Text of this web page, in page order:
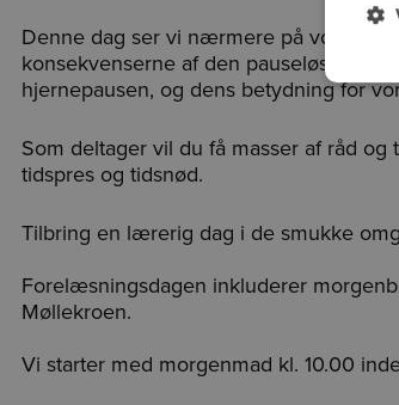
Denne dag ser vi nærmere på vores
konsekvenserne af den pauseløse
hjernepausen, og dens betydning for
Som deltager vil du få masser af råd
tidspres og tidsnød.
Tilbring en lærerig dag i de smukke
Forelæsningsdagen inkluderer
Møllekroen.
Vi starter med morgenmad kl. 10.00